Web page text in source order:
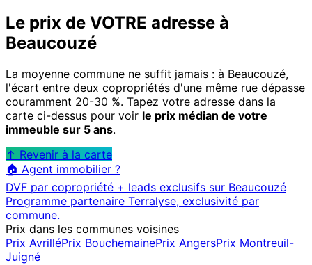
Le prix de VOTRE adresse à
Beaucouzé
La moyenne commune ne suffit jamais : à Beaucouzé,
l'écart entre deux copropriétés d'une même rue dépasse
couramment 20-30 %. Tapez votre adresse dans la
carte ci-dessus pour voir le prix médian de votre
immeuble sur 5 ans.
↑ Revenir à la carte
🏠 Agent immobilier ?
DVF par copropriété + leads exclusifs sur Beaucouzé
Programme partenaire Terralyse, exclusivité par
commune.
Prix dans les communes voisines
Prix AvrilléPrix BouchemainePrix AngersPrix Montreuil-
Juigné